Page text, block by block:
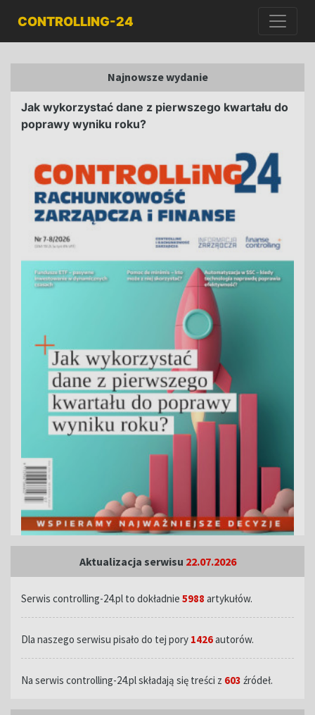
CONTROLLING-24
Najnowsze wydanie
Jak wykorzystać dane z pierwszego kwartału do
poprawy wyniku roku?
Aktualizacja serwisu 22.07.2026
Serwis controlling-24.pl to dokładnie 5988 artykułów.
Dla naszego serwisu pisało do tej pory 1426autorów.
Na serwis controlling-24.pl składają się treści z 603 źródeł.